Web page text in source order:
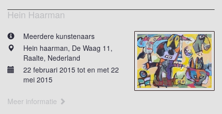
Hein Haarman
Meerdere kunstenaars
Hein haarman, De Waag 11,
Raalte, Nederland
22 februari 2015 tot en met 22
mei 2015
Meer informatie